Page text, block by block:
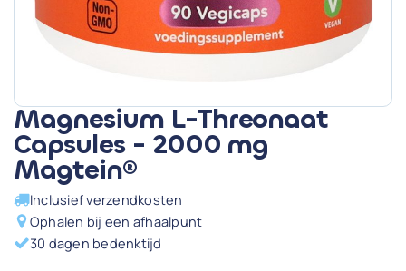
Magnesium L-Threonaat
Capsules - 2000 mg
Magtein®
Inclusief verzendkosten
Ophalen bij een afhaalpunt
30 dagen bedenktijd